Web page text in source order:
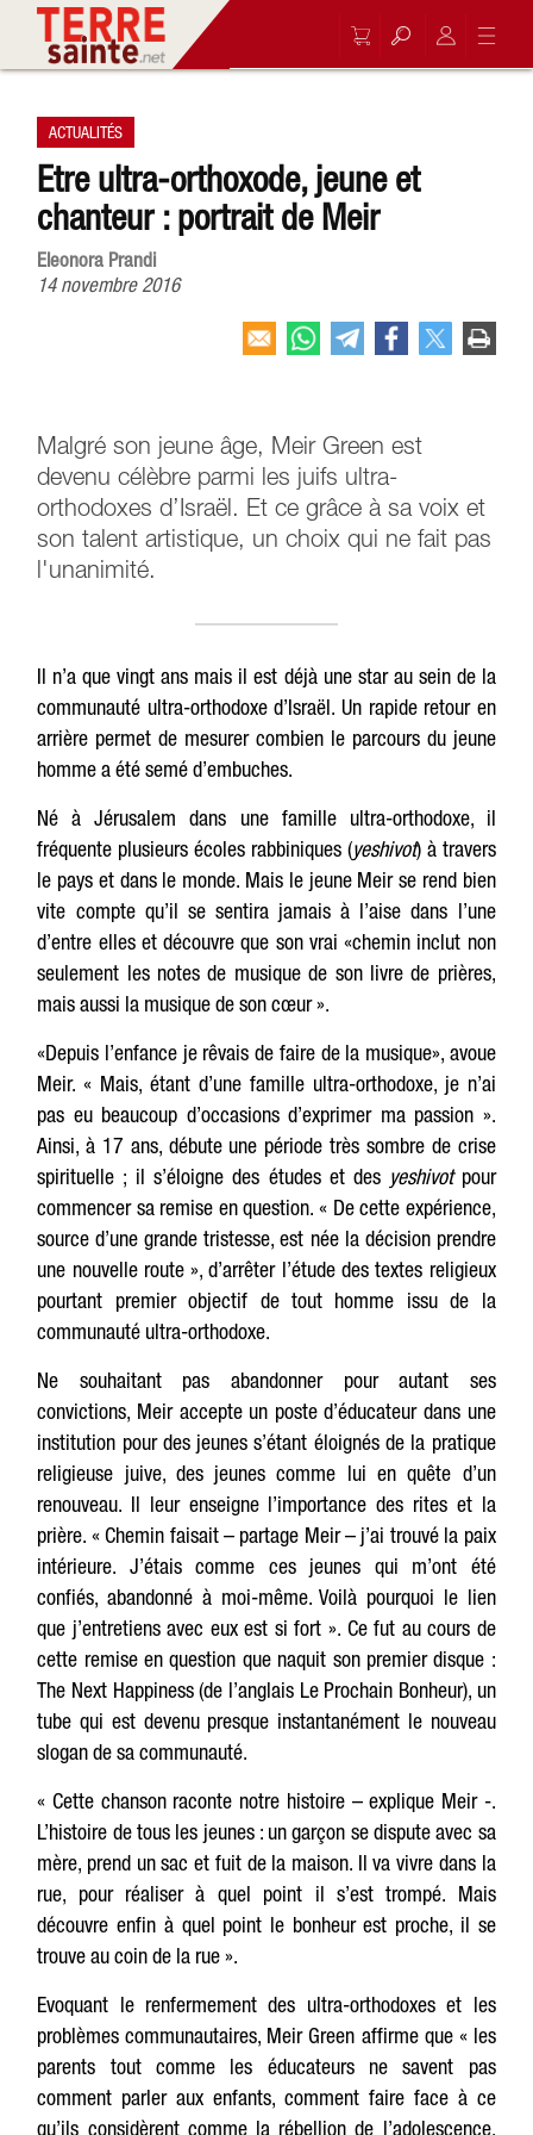
ACTUALITÉS
Etre ultra-orthoxode, jeune et
chanteur : portrait de Meir
Eleonora Prandi
14 novembre 2016
Malgré son jeune âge, Meir Green est
devenu célèbre parmi les juifs ultra-
orthodoxes d’Israël. Et ce grâce à sa voix et
son talent artistique, un choix qui ne fait pas
l'unanimité.
Il n’a que vingt ans mais il est déjà une star au sein de la
communauté ultra-orthodoxe d’Israël. Un rapide retour en
arrière permet de mesurer combien le parcours du jeune
homme a été semé d’embuches.
Né à Jérusalem dans une famille ultra-orthodoxe, il
fréquente plusieurs écoles rabbiniques (yeshivot) à travers
le pays et dans le monde. Mais le jeune Meir se rend bien
vite compte qu’il se sentira jamais à l’aise dans l’une
d’entre elles et découvre que son vrai «chemin inclut non
seulement les notes de musique de son livre de prières,
mais aussi la musique de son cœur ».
«Depuis l’enfance je rêvais de faire de la musique», avoue
Meir. « Mais, étant d’une famille ultra-orthodoxe, je n’ai
pas eu beaucoup d’occasions d’exprimer ma passion ».
Ainsi, à 17 ans, débute une période très sombre de crise
spirituelle ; il s’éloigne des études et des yeshivotpour
commencer sa remise en question. « De cette expérience,
source d’une grande tristesse, est née la décision prendre
une nouvelle route », d’arrêter l’étude des textes religieux
pourtant premier objectif de tout homme issu de la
communauté ultra-orthodoxe.
Ne souhaitant pas abandonner pour autant ses
convictions, Meir accepte un poste d’éducateur dans une
institution pour des jeunes s’étant éloignés de la pratique
religieuse juive, des jeunes comme lui en quête d’un
renouveau. Il leur enseigne l’importance des rites et la
prière. « Chemin faisait – partage Meir – j’ai trouvé la paix
intérieure. J’étais comme ces jeunes qui m’ont été
confiés, abandonné à moi-même. Voilà pourquoi le lien
que j’entretiens avec eux est si fort ». Ce fut au cours de
cette remise en question que naquit son premier disque :
The Next Happiness (de l’anglais Le Prochain Bonheur), un
tube qui est devenu presque instantanément le nouveau
slogan de sa communauté.
« Cette chanson raconte notre histoire – explique Meir -.
L’histoire de tous les jeunes : un garçon se dispute avec sa
mère, prend un sac et fuit de la maison. Il va vivre dans la
rue, pour réaliser à quel point il s’est trompé. Mais
découvre enfin à quel point le bonheur est proche, il se
trouve au coin de la rue ».
Evoquant le renfermement des ultra-orthodoxes et les
problèmes communautaires, Meir Green affirme que « les
parents tout comme les éducateurs ne savent pas
comment parler aux enfants, comment faire face à ce
qu’ils considèrent comme la rébellion de l’adolescence.